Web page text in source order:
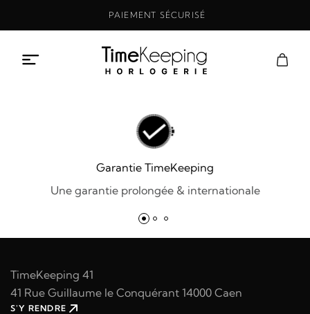
PAIEMENT SÉCURISÉ
Garantie TimeKeeping
Une garantie prolongée & internationale
TimeKeeping 41
41 Rue Guillaume le Conquérant 14000 Caen
S'Y RENDRE